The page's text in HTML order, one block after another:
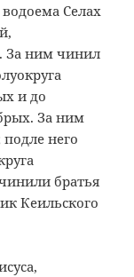
Селах
За ним чинил
и до
За ним
него
братья
Кеильского